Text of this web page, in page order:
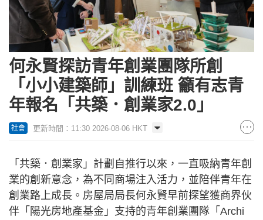
何永賢探訪青年創業團隊所創
「小小建築師」訓練班 籲有志青
年報名「共築．創業家2.0」
社會 更新時間：11:30 2026-08-06 HKT
「共築．創業家」計劃自推行以來，一直吸納青年創
業的創新意念，為不同商場注入活力，並陪伴青年在
創業路上成長。房屋局局長何永賢早前探望獲商界伙
伴「陽光房地產基金」支持的青年創業團隊「Archi